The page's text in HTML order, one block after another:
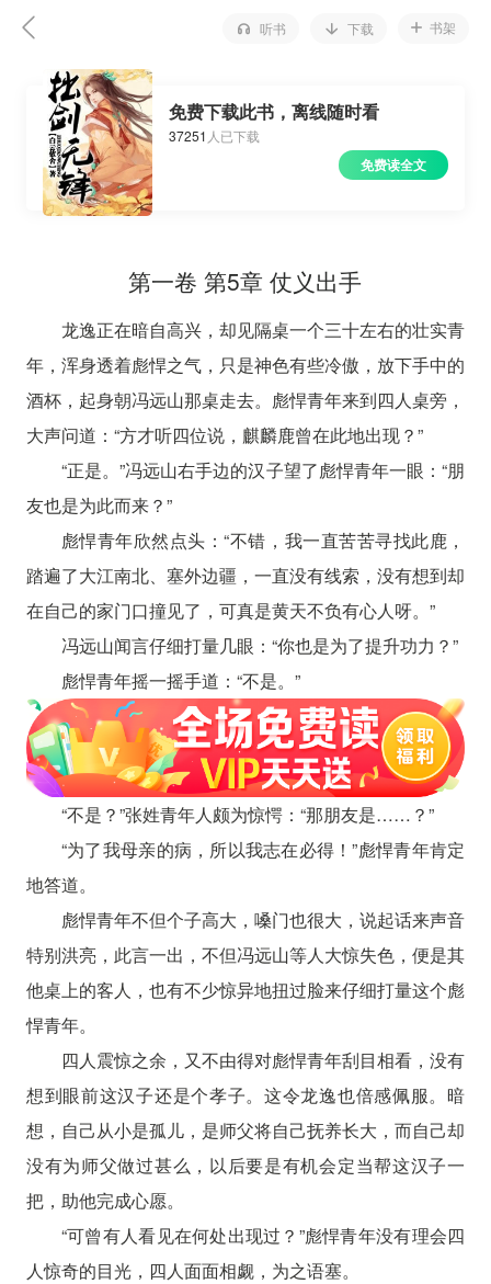
听书 下载 书架
免费下载此书，离线随时看
37251 人已下载
免费读全文
第一卷 第5章 仗义出手
龙逸正在暗自高兴，却见隔桌一个三十左右的壮实青
年，浑身透着彪悍之气，只是神色有些冷傲，放下手中的
酒杯，起身朝冯远山那桌走去。彪悍青年来到四人桌旁，
大声问道：“方才听四位说，麒麟鹿曾在此地出现？”
“正是。”冯远山右手边的汉子望了彪悍青年一眼：“朋
友也是为此而来？”
彪悍青年欣然点头：“不错，我一直苦苦寻找此鹿，
踏遍了大江南北、塞外边疆，一直没有线索，没有想到却
在自己的家门口撞见了，可真是黄天不负有心人呀。”
冯远山闻言仔细打量几眼：“你也是为了提升功力？”
彪悍青年摇一摇手道：“不是。”
“不是？”张姓青年人颇为惊愕：“那朋友是……？”
“为了我母亲的病，所以我志在必得！”彪悍青年肯定
地答道。
彪悍青年不但个子高大，嗓门也很大，说起话来声音
特别洪亮，此言一出，不但冯远山等人大惊失色，便是其
他桌上的客人，也有不少惊异地扭过脸来仔细打量这个彪
悍青年。
四人震惊之余，又不由得对彪悍青年刮目相看，没有
想到眼前这汉子还是个孝子。这令龙逸也倍感佩服。暗
想，自己从小是孤儿，是师父将自己抚养长大，而自己却
没有为师父做过甚么，以后要是有机会定当帮这汉子一
把，助他完成心愿。
“可曾有人看见在何处出现过？”彪悍青年没有理会四
人惊奇的目光，四人面面相觑，为之语塞。